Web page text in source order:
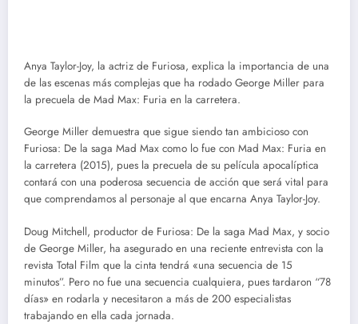
Anya Taylor-Joy, la actriz de Furiosa, explica la importancia de una
de las escenas más complejas que ha rodado George Miller para
la precuela de Mad Max: Furia en la carretera.
George Miller demuestra que sigue siendo tan ambicioso con
Furiosa: De la saga Mad Max como lo fue con Mad Max: Furia en
la carretera (2015), pues la precuela de su película apocalíptica
contará con una poderosa secuencia de acción que será vital para
que comprendamos al personaje al que encarna Anya Taylor-Joy.
Doug Mitchell, productor de Furiosa: De la saga Mad Max, y socio
de George Miller, ha asegurado en una reciente entrevista con la
revista Total Film que la cinta tendrá «una secuencia de 15
minutos”. Pero no fue una secuencia cualquiera, pues tardaron “78
días» en rodarla y necesitaron a más de 200 especialistas
trabajando en ella cada jornada.